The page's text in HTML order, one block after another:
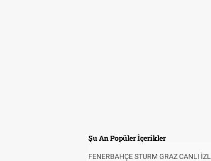
Şu An Popüler İçerikler
FENERBAHÇE STURM GRAZ CANLI